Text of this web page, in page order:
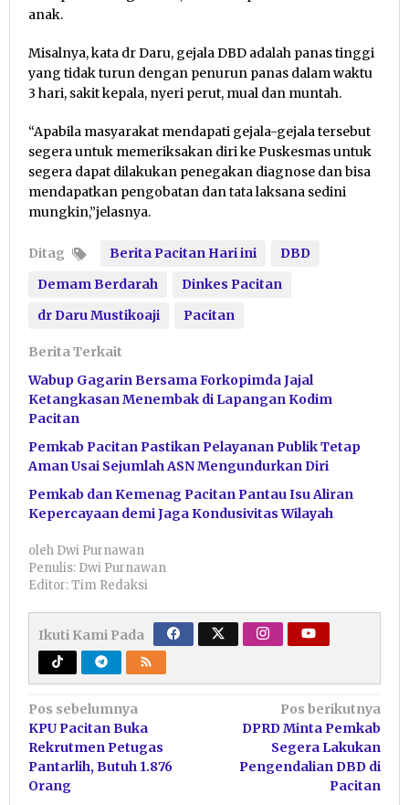
anak.
Misalnya, kata dr Daru, gejala DBD adalah panas tinggi
yang tidak turun dengan penurun panas dalam waktu
3 hari, sakit kepala, nyeri perut, mual dan muntah.
“Apabila masyarakat mendapati gejala-gejala tersebut
segera untuk memeriksakan diri ke Puskesmas untuk
segera dapat dilakukan penegakan diagnose dan bisa
mendapatkan pengobatan dan tata laksana sedini
mungkin,”jelasnya.
Ditag Berita Pacitan Hari ini
DBD
Demam Berdarah
Dinkes Pacitan
dr Daru Mustikoaji
Pacitan
Berita Terkait
Wabup Gagarin Bersama Forkopimda Jajal
Ketangkasan Menembak di Lapangan Kodim
Pacitan
Pemkab Pacitan Pastikan Pelayanan Publik Tetap
Aman Usai Sejumlah ASN Mengundurkan Diri
Pemkab dan Kemenag Pacitan Pantau Isu Aliran
Kepercayaan demi Jaga Kondusivitas Wilayah
oleh Dwi Purnawan
Penulis: Dwi Purnawan
Editor: Tim Redaksi
Ikuti Kami Pada
Navigasi
pos
Pos sebelumnya
KPU Pacitan Buka
Rekrutmen Petugas
Pantarlih, Butuh 1.876
Orang
Pos berikutnya
DPRD Minta Pemkab
Segera Lakukan
Pengendalian DBD di
Pacitan